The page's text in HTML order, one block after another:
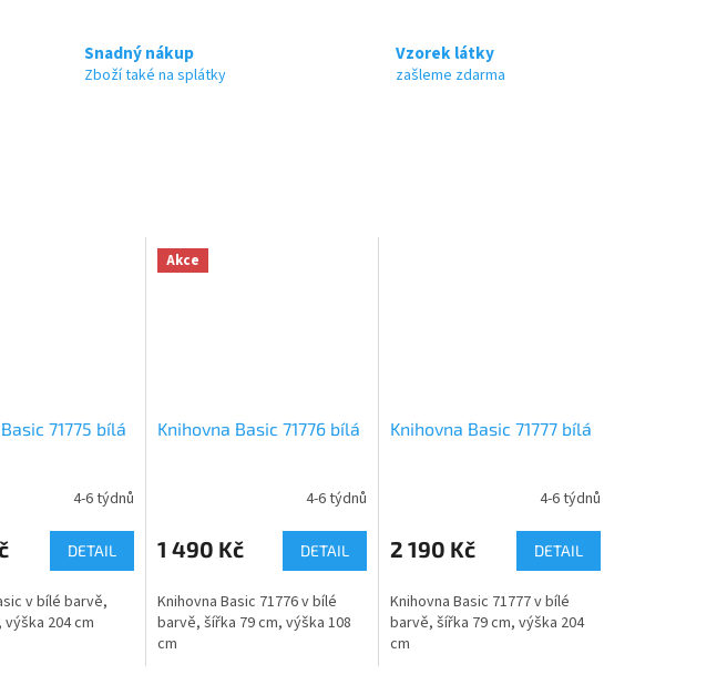
Snadný nákup
Zboží také na splátky
Vzorek látky
zašleme zdarma
71775 bílá
4-6 týdnů
DETAIL
v bílé barvě,
204 cm
Akce
Knihovna Basic 71776 bílá
4-6 týdnů
1 490 Kč DETAIL
Knihovna Basic 71776 v bílé
barvě, šířka 79 cm, výška 108
cm
Knihovna Basic 71777 bílá
4-6 týdnů
2 190 Kč DETAIL
Knihovna Basic 71777 v bílé
barvě, šířka 79 cm, výška 204
cm